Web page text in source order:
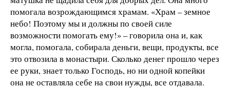
помогала возрождающимся храмам. «Храм – земное
небо! Поэтому мы и должны по своей силе
возможности помогать ему!» – говорила она и, как
могла, помогала, собирала деньги, вещи, продукты, все
это отвозила в монастыри. Сколько денег прошло через
ее руки, знает только Господь, но ни одной копейки
она не оставляла себе на свои нужды, все отдавала.